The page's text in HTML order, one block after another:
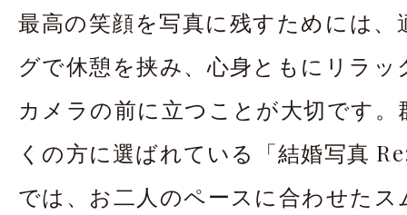
最高の笑顔を写真に残すためには、
グで休憩を挟み、心身ともにリラッ
カメラの前に立つことが大切です
くの方に選ばれている「結婚写真
では、お二人のペースに合わせたス